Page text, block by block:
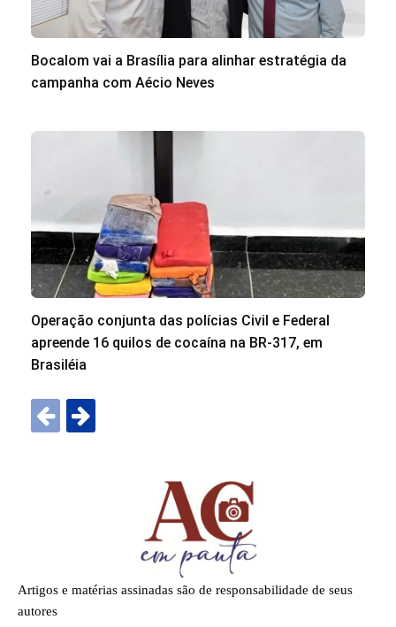
Bocalom vai a Brasília para alinhar estratégia da
campanha com Aécio Neves
Operação conjunta das polícias Civil e Federal
apreende 16 quilos de cocaína na BR-317, em
Brasiléia
Artigos e matérias assinadas são de responsabilidade de seus
autores